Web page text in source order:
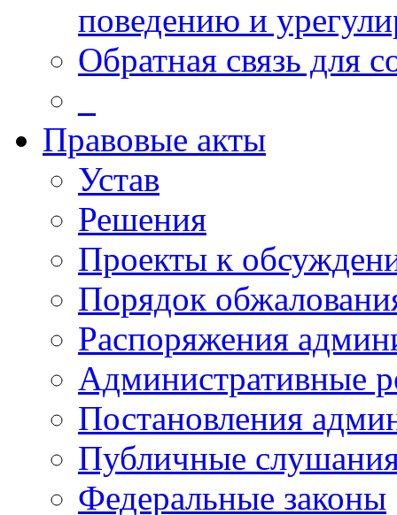
поведению и
Обратная связь для
Правовые акты
Устав
Решения
Проекты к
Порядок
Распоряжения
Административные
Постановления
Публичные
Федеральные законы